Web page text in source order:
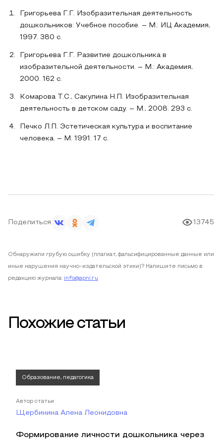
Григорьева Г.Г. Изобразительная деятельность
дошкольников: Учебное пособие. – М.: ИЦ Академия,
1997. 380 с.
Григорьева Г.Г. Развитие дошкольника в
изобразительной деятельности. – М.: Академия,
2000. 162 с.
Комарова Т.С., Сакулина Н.П. Изобразительная
деятельность в детском саду. – М., 2008. 293 с.
Печко Л.П. Эстетическая культура и воспитание
человека. – М. 1991. 17 с.
Поделиться 13745
Обнаружили грубую ошибку (плагиат, фальсифицированные данные или
иные нарушения научно-издательской этики)? Напишите письмо в
редакцию журнала: info@apni.ru
Похожие статьи
Образование, педагогика
Автор статьи
Щербинина Алена Леонидовна
Формирование личности дошкольника через